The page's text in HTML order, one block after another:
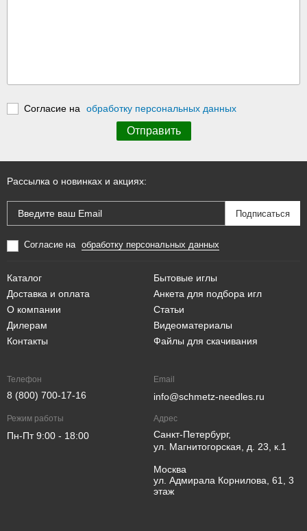
Согласие на обработку персональных данных
Рассылка о новинках и акциях:
Согласие на обработку персональных данных
Каталог
Доставка и оплата
О компании
Дилерам
Контакты
Бытовые иглы
Анкета для подбора игл
Статьи
Видеоматериалы
Файлы для скачивания
Телефон
8 (800) 700-17-16
Email
info@schmetz-needles.ru
Режим работы
Пн-Пт 9:00 - 18:00
Адрес
Санкт-Петербург,
ул. Магнитогорская, д. 23, к.1
Москва
ул. Адмирала Корнилова, 61, 3
этаж